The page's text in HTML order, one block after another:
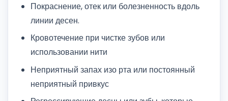
Покраснение, отек или болезненность вдоль
линии десен.
Кровотечение при чистке зубов или
использовании нити
Неприятный запах изо рта или постоянный
неприятный привкус